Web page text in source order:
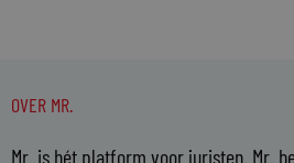
OVER MR.
Mr. is hét platform voor juristen. Mr.